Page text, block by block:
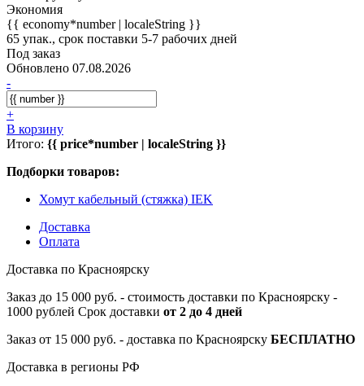
Экономия
{{ economy*number | localeString }}
65 упак., срок поставки 5-7 рабочих дней
Под заказ
Обновлено 07.08.2026
-
+
В корзину
Итого: {{ price*number | localeString }}
Подборки товаров:
Хомут кабельный (стяжка) IEK
Доставка
Оплата
Доставка по Красноярску
Заказ до 15 000 руб. - стоимость доставки по Красноярску -
1000 рублей Срок доставки от 2 до 4 дней
Заказ от 15 000 руб. - доставка по Красноярску БЕСПЛАТНО
Доставка в регионы РФ